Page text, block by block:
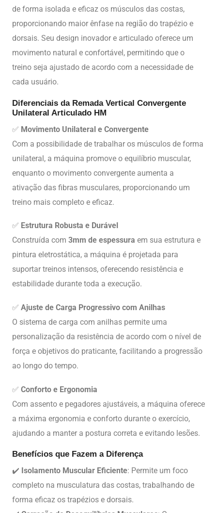
de forma isolada e eficaz os músculos das costas,
proporcionando maior ênfase na região do trapézio e
dorsais. Seu design inovador e articulado oferece um
movimento natural e confortável, permitindo que o
treino seja ajustado de acordo com a necessidade de
cada usuário.
Diferenciais da Remada Vertical Convergente
Unilateral Articulado HM
✅ Movimento Unilateral e Convergente
Com a possibilidade de trabalhar os músculos de forma
unilateral, a máquina promove o equilíbrio muscular,
enquanto o movimento convergente aumenta a
ativação das fibras musculares, proporcionando um
treino mais completo e eficaz.
✅ Estrutura Robusta e Durável
Construída com 3mm de espessura em sua estrutura e
pintura eletrostática, a máquina é projetada para
suportar treinos intensos, oferecendo resistência e
estabilidade durante toda a execução.
✅ Ajuste de Carga Progressivo com Anilhas
O sistema de carga com anilhas permite uma
personalização da resistência de acordo com o nível de
força e objetivos do praticante, facilitando a progressão
ao longo do tempo.
✅ Conforto e Ergonomia
Com assento e pegadores ajustáveis, a máquina oferece
a máxima ergonomia e conforto durante o exercício,
ajudando a manter a postura correta e evitando lesões.
Benefícios que Fazem a Diferença
✔️ Isolamento Muscular Eficiente: Permite um foco
completo na musculatura das costas, trabalhando de
forma eficaz os trapézios e dorsais.